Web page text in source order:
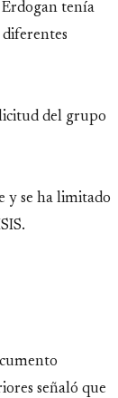
tenía
diferentes
del grupo
y se ha limitado
señaló que